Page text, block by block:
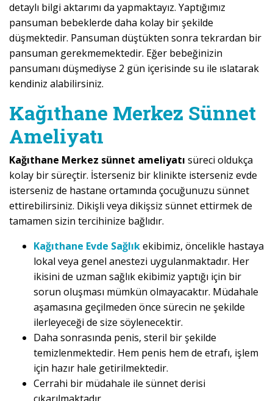
detaylı bilgi aktarımı da yapmaktayız. Yaptığımız
pansuman bebeklerde daha kolay bir şekilde
düşmektedir. Pansuman düştükten sonra tekrardan bir
pansuman gerekmemektedir. Eğer bebeğinizin
pansumanı düşmediyse 2 gün içerisinde su ile ıslatarak
kendiniz alabilirsiniz.
Kağıthane Merkez Sünnet
Ameliyatı
Kağıthane Merkez sünnet ameliyatı süreci oldukça
kolay bir süreçtir. İsterseniz bir klinikte isterseniz evde
isterseniz de hastane ortamında çocuğunuzu sünnet
ettirebilirsiniz. Dikişli veya dikişsiz sünnet ettirmek de
tamamen sizin tercihinize bağlıdır.
Kağıthane Evde Sağlıkekibimiz, öncelikle hastaya
lokal veya genel anestezi uygulanmaktadır. Her
ikisini de uzman sağlık ekibimiz yaptığı için bir
sorun oluşması mümkün olmayacaktır. Müdahale
aşamasına geçilmeden önce sürecin ne şekilde
ilerleyeceği de size söylenecektir.
Daha sonrasında penis, steril bir şekilde
temizlenmektedir. Hem penis hem de etrafı, işlem
için hazır hale getirilmektedir.
Cerrahi bir müdahale ile sünnet derisi